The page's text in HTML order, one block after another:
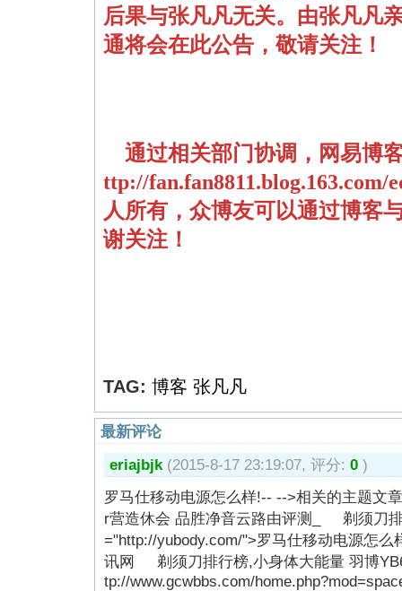
后果与张凡凡无关。由张凡凡
通将会在此公告，敬请关注！
通过相关部门协调，网易博
ttp://fan.fan8811.blog.163.com/
人所有，众博友可以通过博客
谢关注！
TAG: 博客 张凡凡
最新评论
eriajbjk (2015-8-17 23:19:07, 评分: 0 )
罗马仕移动电源怎么样!-- -->相关的主题
r营造休会 品胜净音云路由评测_ 剃须刀
="http://yubody.com/">罗马仕移动电源怎
讯网 剃须刀排行榜,小身体大能量 羽博
tp://www.gcwbbs.com/